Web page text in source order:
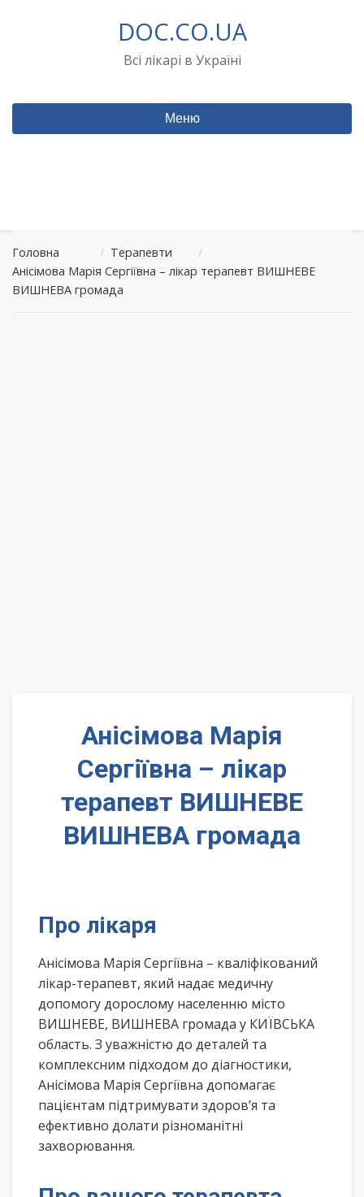
DOC.CO.UA
Всі лікарі в Україні
Меню
Головна / Терапевти
/
Анісімова Марія Сергіївна – лікар терапевт ВИШНЕВЕ
ВИШНЕВА громада
Анісімова Марія
Сергіївна – лікар
терапевт ВИШНЕВЕ
ВИШНЕВА громада
Про лікаря
Анісімова Марія Сергіївна – кваліфікований
лікар-терапевт, який надає медичну
допомогу дорослому населенню місто
ВИШНЕВЕ, ВИШНЕВА громада у КИЇВСЬКА
область. З уважністю до деталей та
комплексним підходом до діагностики,
Анісімова Марія Сергіївна допомагає
пацієнтам підтримувати здоров’я та
ефективно долати різноманітні
захворювання.